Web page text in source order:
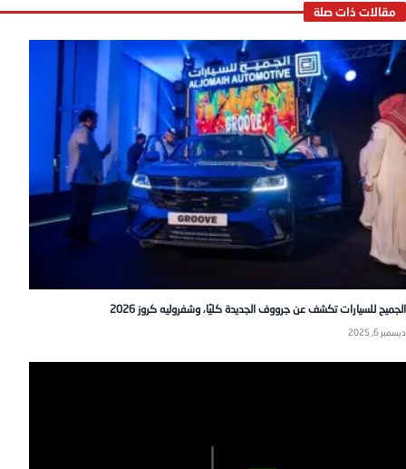
الجميح للسيارات تكشف عن جرووف الجديدة كليًا، وشفروليه كروز 2026
ديسمبر 6, 2025